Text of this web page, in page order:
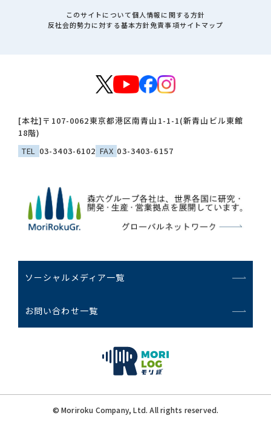
[本社] 〒107-0062東京都港区南青山1-1-1(新青山ビル東館
18階)
TEL 03-3403-6102 FAX 03-3403-6157
ソーシャルメディア一覧
お問い合わせ一覧
このサイトについて個人情報に関する方針
反社会的勢力に対する基本方針免責事項サイトマップ
© Moriroku Company, Ltd. All rights reserved.